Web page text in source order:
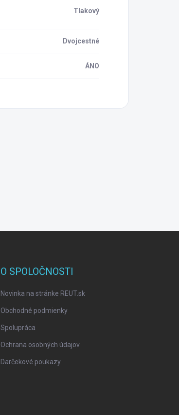
Tlakový
Dvojcestné
ÁNO
O SPOLOČNOSTI
Novinka na stránke REUT.sk
Obchodné podmienky
Spolupráca
Ochrana osobných údajov
Darčekové poukazy